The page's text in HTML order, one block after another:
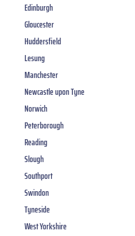
Edinburgh
Gloucester
Huddersfield
Lesung
Manchester
Newcastle upon Tyne
Norwich
Peterborough
Reading
Slough
Southport
Swindon
Tyneside
West Yorkshire